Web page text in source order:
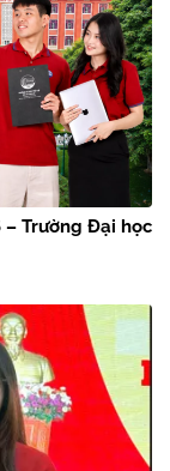
Trường Đại học